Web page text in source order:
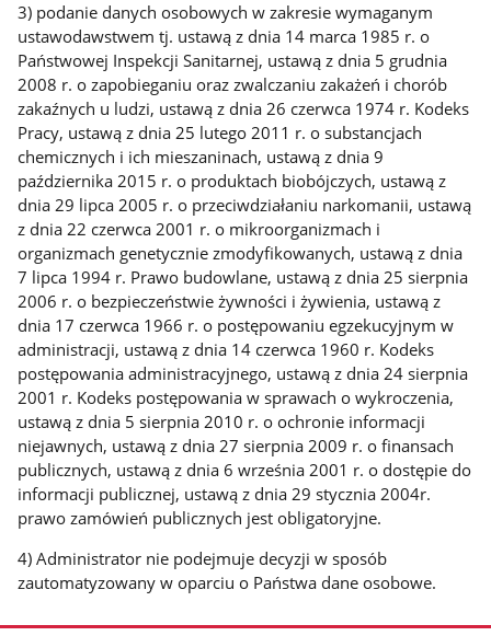
3) podanie danych osobowych w zakresie wymaganym
ustawodawstwem tj. ustawą z dnia 14 marca 1985 r. o
Państwowej Inspekcji Sanitarnej, ustawą z dnia 5 grudnia
2008 r. o zapobieganiu oraz zwalczaniu zakażeń i chorób
zakaźnych u ludzi, ustawą z dnia 26 czerwca 1974 r. Kodeks
Pracy, ustawą z dnia 25 lutego 2011 r. o substancjach
chemicznych i ich mieszaninach, ustawą z dnia 9
października 2015 r. o produktach biobójczych, ustawą z
dnia 29 lipca 2005 r. o przeciwdziałaniu narkomanii, ustawą
z dnia 22 czerwca 2001 r. o mikroorganizmach i
organizmach genetycznie zmodyfikowanych, ustawą z dnia
7 lipca 1994 r. Prawo budowlane, ustawą z dnia 25 sierpnia
2006 r. o bezpieczeństwie żywności i żywienia, ustawą z
dnia 17 czerwca 1966 r. o postępowaniu egzekucyjnym w
administracji, ustawą z dnia 14 czerwca 1960 r. Kodeks
postępowania administracyjnego, ustawą z dnia 24 sierpnia
2001 r. Kodeks postępowania w sprawach o wykroczenia,
ustawą z dnia 5 sierpnia 2010 r. o ochronie informacji
niejawnych, ustawą z dnia 27 sierpnia 2009 r. o finansach
publicznych, ustawą z dnia 6 września 2001 r. o dostępie do
informacji publicznej, ustawą z dnia 29 stycznia 2004r.
prawo zamówień publicznych jest obligatoryjne.
4) Administrator nie podejmuje decyzji w sposób
zautomatyzowany w oparciu o Państwa dane osobowe.